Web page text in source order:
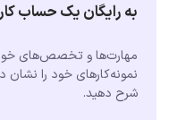
به رایگان یک حساب
مهارت‌ها و تخصص‌های خود
نمونه‌کارهای خود را نشان
شرح دهید.